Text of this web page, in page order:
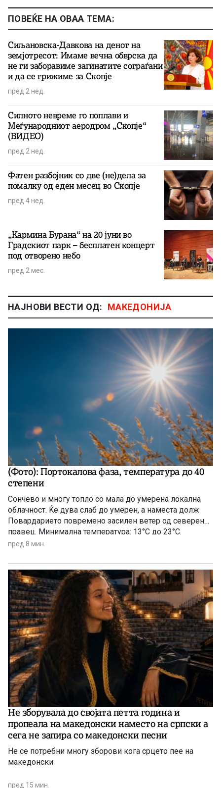
ПОВЕЌЕ НА ОВАА ТЕМА:
Сиљановска-Давкова на денот на
земјотресот: Имаме вечна обврска да
не ги заборавиме загинатите сограѓани
и да се грижиме за Скопје
пред 2 нед.
Силното невреме го поплави и
Меѓународниот аеродром „Скопје“
(ВИДЕО)
пред 2 нед.
Фатен разбојник со две (не)дела за
помалку од еден месец во Скопје
пред 4 нед.
„Кармина Бурана“ на 20 јуни во
Градскиот парк – бесплатен концерт
под отворено небо
пред 2 мес.
НАЈНОВИ ВЕСТИ ОД: МАКЕДОНИЈА
(Фото): Портокалова фаза, температура до 40
степени
Сончево и многу топло со мала до умерена локална
облачност. Ќе дува слаб до умерен, а наместа долж
Повардарието повремено засилен ветер од северен
правец. Минимална температура: 13°C до 23°C.
Максимална температура: 33°C до 40°C.
пред 8 мин.
Не зборувала до својата петта година и
пропеала на македонски наместо на српски а
сега не запира со македонски песни
Не се потребни многу зборови кога срцето пее на
македонски
пред 15 мин.